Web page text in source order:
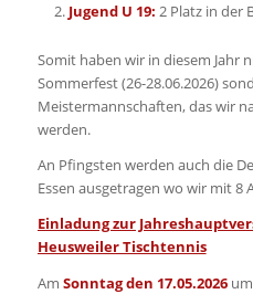
Jugend U 19: 2 Platz in der
Somit haben wir in diesem Jahr
Sommerfest (26-28.06.2026)
Meistermannschaften, das wir
werden.
An Pfingsten werden auch die
Essen ausgetragen wo wir mit
Einladung zur
Heusweiler Tischtennis
Am Sonntag den 17.05.2026um